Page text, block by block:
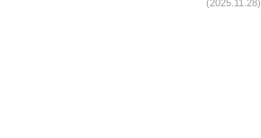
(2025.11.28)